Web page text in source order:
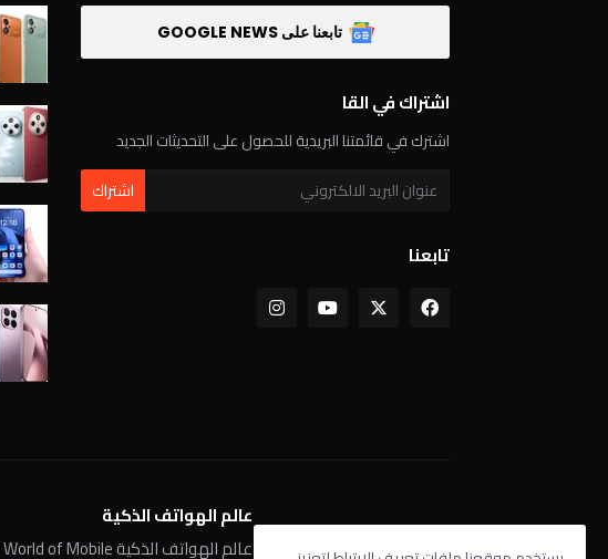
تابعنا على GOOGLE NEWS
اشتراك في القا
اشترك في قائمتنا البريدية للحصول على التحديثات الجديد
تابعنا
عالم الهواتف الذكية